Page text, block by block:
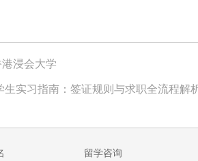
港浸会大学
生实习指南：签证规则与求职全流程解
留学咨询